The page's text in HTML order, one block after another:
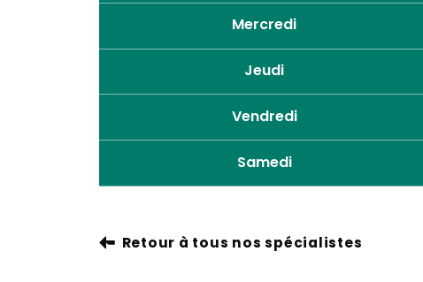
Mercredi
Jeudi
Vendredi
Samedi
Retour à tous nos spécialistes